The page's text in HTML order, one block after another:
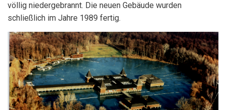
völlig niedergebrannt. Die neuen Gebäude wurden
schließlich im Jahre 1989 fertig.